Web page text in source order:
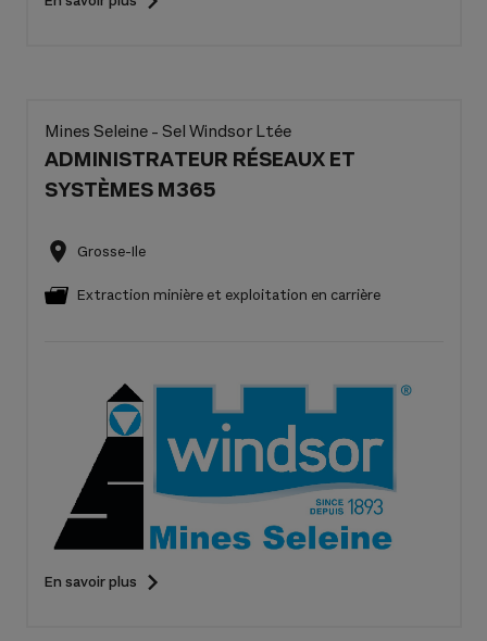
Mines Seleine - Sel Windsor Ltée
ADMINISTRATEUR RÉSEAUX ET
SYSTÈMES M365
Grosse-Ile
Extraction minière et exploitation en carrière
En savoir plus